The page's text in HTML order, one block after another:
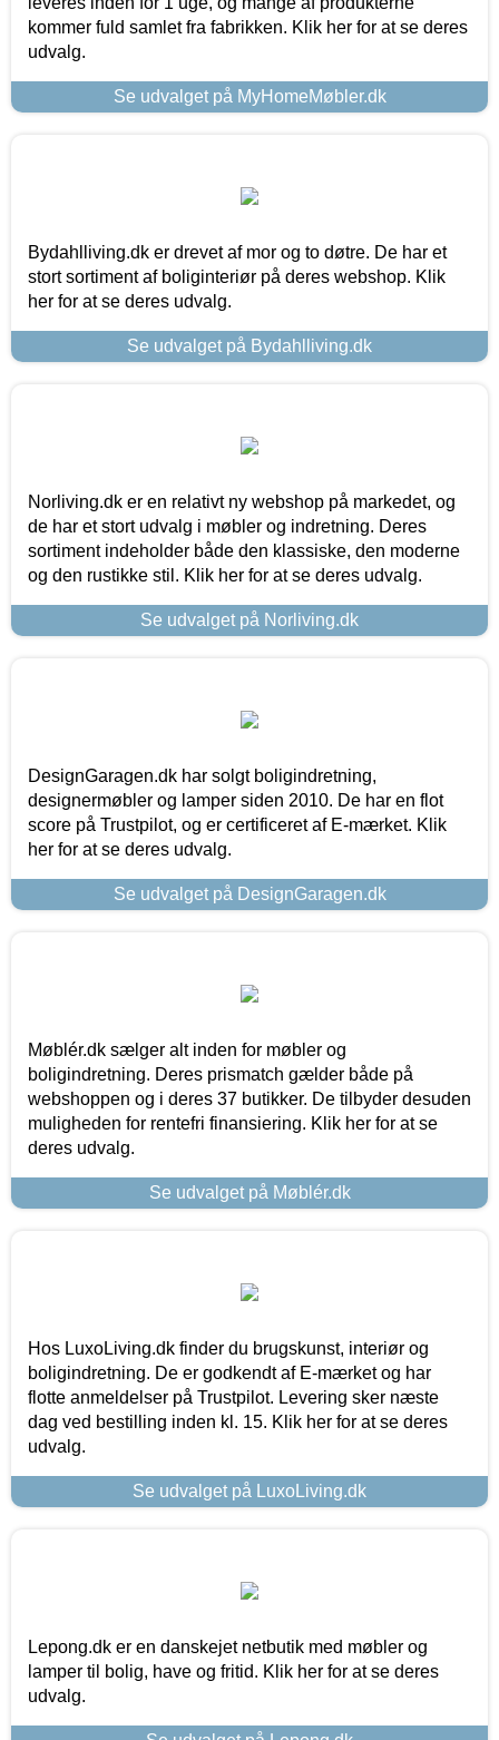
kommer fuld samlet fra fabrikken. Klik her for at se deres
udvalg.
Se udvalget på MyHomeMøbler.dk
Bydahlliving.dk er drevet af mor og to døtre. De har et
stort sortiment af boliginteriør på deres webshop. Klik
her for at se deres udvalg.
Se udvalget på Bydahlliving.dk
Norliving.dk er en relativt ny webshop på markedet, og
de har et stort udvalg i møbler og indretning. Deres
sortiment indeholder både den klassiske, den moderne
og den rustikke stil. Klik her for at se deres udvalg.
Se udvalget på Norliving.dk
DesignGaragen.dk har solgt boligindretning,
designermøbler og lamper siden 2010. De har en flot
score på Trustpilot, og er certificeret af E-mærket. Klik
her for at se deres udvalg.
Se udvalget på DesignGaragen.dk
Møblér.dk sælger alt inden for møbler og
boligindretning. Deres prismatch gælder både på
webshoppen og i deres 37 butikker. De tilbyder desuden
muligheden for rentefri finansiering. Klik her for at se
deres udvalg.
Se udvalget på Møblér.dk
Hos LuxoLiving.dk finder du brugskunst, interiør og
boligindretning. De er godkendt af E-mærket og har
flotte anmeldelser på Trustpilot. Levering sker næste
dag ved bestilling inden kl. 15. Klik her for at se deres
udvalg.
Se udvalget på LuxoLiving.dk
Lepong.dk er en danskejet netbutik med møbler og
lamper til bolig, have og fritid. Klik her for at se deres
udvalg.